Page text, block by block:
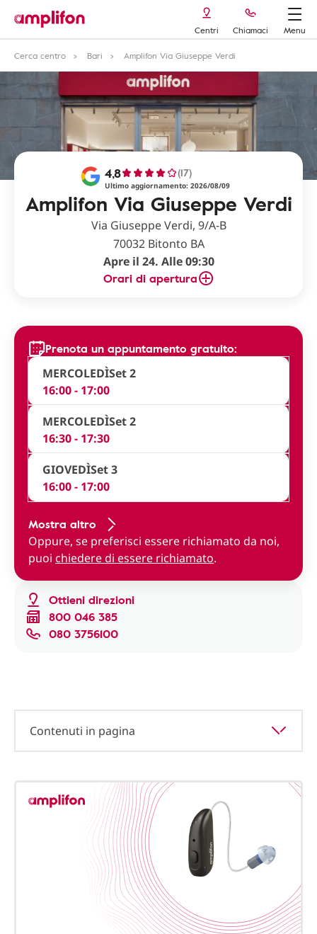
Centri Chiamaci
Menu
Cerca centro
Bari Amplifon Via Giuseppe Verdi
Amplifon Via Giuseppe Verdi
4,8 (17)
Ultimo aggiornamento: 2026/08/09
Via Giuseppe Verdi, 9/A-B
70032 Bitonto BA
Apre il 24. Alle 09:30
Orari di apertura
Ottieni direzioni
800 046 385
080 3756100
Prenota un appuntamento gratuito:
MERCOLEDÌSet 2
16:00 - 17:00
MERCOLEDÌSet 2
16:30 - 17:30
GIOVEDÌSet 3
16:00 - 17:00
Mostra altro
Oppure, se preferisci essere richiamato da noi,
puoi chiedere di essere richiamato.
Contenuti in pagina